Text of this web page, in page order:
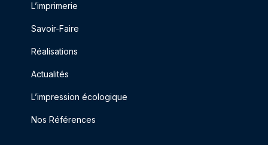
L’imprimerie
Savoir-Faire
Réalisations
Actualités
L’impression écologique
Nos Références